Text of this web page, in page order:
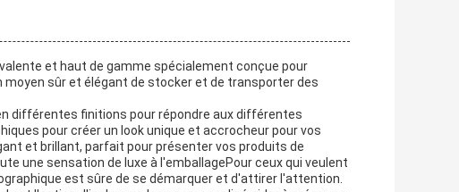
et haut de gamme spécialement conçue pour
moyen sûr et élégant de stocker et de transporter des
différentes finitions pour répondre aux différentes
pour créer un look unique et accrocheur pour vos
et brillant, parfait pour présenter vos produits de
une sensation de luxe à l'emballagePour ceux qui veulent
est sûre de se démarquer et d'attirer l'attention.